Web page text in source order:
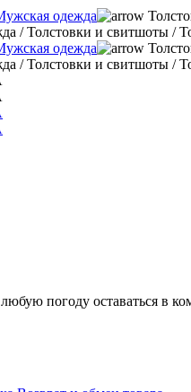
одежда
/Толстовки и свитшоты /
одежда
/Толстовки и свитшоты /
погоду оставаться в